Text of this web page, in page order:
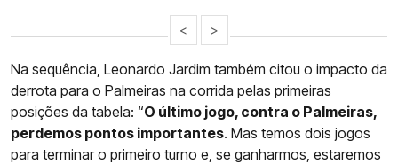
< >
Na sequência, Leonardo Jardim também citou o impacto da
derrota para o Palmeiras na corrida pelas primeiras
posições da tabela: “O último jogo, contra o Palmeiras,
perdemos pontos importantes. Mas temos dois jogos
para terminar o primeiro turno e, se ganharmos, estaremos